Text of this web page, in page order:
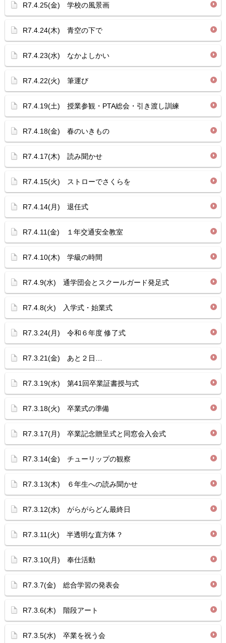
R7.4.25(金) 学校の風景画
R7.4.24(木) 青空の下で
R7.4.23(水) なかよしかい
R7.4.22(火) 筆運び
R7.4.19(土) 授業参観・PTA総会・引き渡し訓練
R7.4.18(金) 春のいきもの
R7.4.17(木) 読み聞かせ
R7.4.15(火) ストローでさくらを
R7.4.14(月) 退任式
R7.4.11(金) １年交通安全教室
R7.4.10(木) 学級の時間
R7.4.9(水) 通学団会とスクールガード発足式
R7.4.8(火) 入学式・始業式
R7.3.24(月) 令和６年度 修了式
R7.3.21(金) あと２日…
R7.3.19(水) 第41回卒業証書授与式
R7.3.18(火) 卒業式の準備
R7.3.17(月) 卒業記念贈呈式と同窓会入会式
R7.3.14(金) チューリップの観察
R7.3.13(木) ６年生への読み聞かせ
R7.3.12(水) がらがらどん最終日
R7.3.11(火) 半透明な直方体？
R7.3.10(月) 奉仕活動
R7.3.7(金) 総合学習の発表会
R7.3.6(木) 階段アート
R7.3.5(水) 卒業を祝う会